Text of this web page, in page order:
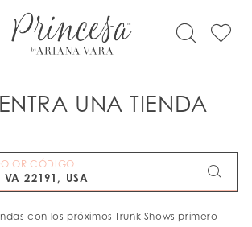
UNA TIENDA
OR CÓDIGO
con los próximos Trunk Shows primero